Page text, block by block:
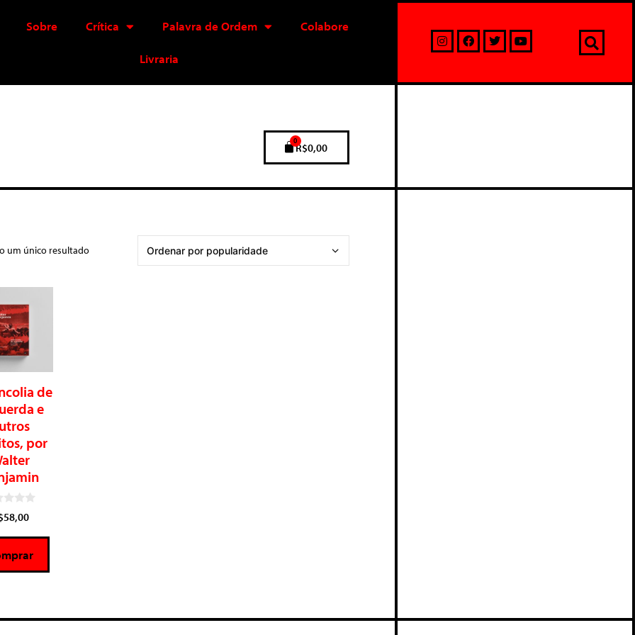
Sobre Crítica Palavra de Ordem Colabore
Livraria
R$0,00
0
um único resultado
de
e
por
58,00